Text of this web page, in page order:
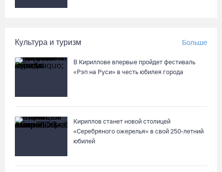
Культура и туризм Больше
В Кириллове впервые пройдет фестиваль
«Рэп на Руси» в честь юбилея города
Кириллов станет новой столицей
«Серебряного ожерелья» в свой 250-летний
юбилей